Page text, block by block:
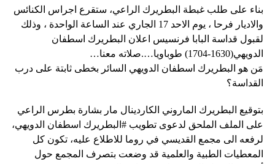
نداء الوطن
وحاولت مجموعة من أفراد العصابات المدججين بالسلاح، يوم
الإثنين، السيطرة على مطار توسان لوفرتور الدولي، الأكبر في
البلاد، وتبادلوا إطلاق النار مع الشرطة والجنود، مما أدى إلى
إلغاء جميع الرحلات الداخلية والدولية.
ألف شخص من منازلهم منذ عطلة نهاية الأسبوع بسبب أعمال
العنف.
بناء على طلب غبطة البطريرك الراعي، ستقرع اجراس الكنائس
والاديار فرحا ، يوم الاحد 17 الجاري عند الساعة الواحدة ، وذلك
لقبول قداسة البابا فرنسيس اعلان البطريرك اسطفان
الدويهي(1630-1704) طوباويا….صلاته معنا…
مَن هو البطريرك اسطفان الدويهي السائر بخطى ثابتة على درب
القداسة؟
بتوقيع البطريرك الماروني الكاردينال مار بشارة بطرس الراعي
على الملف الملحق لدعوى تطويب #البطريرك اسطفان الدويهي،
لرفعه الى مجمع القديسي في روما للاطلاع عليه، تكون كل
المعطيات الطبية والعلمية قد وضعت بتصرف المجمع حول